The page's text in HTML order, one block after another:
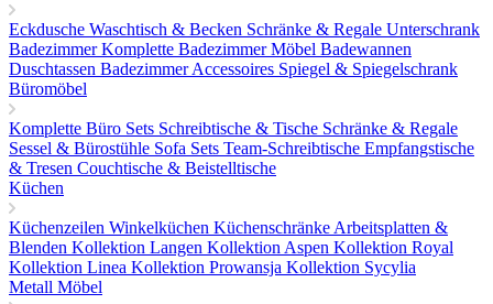
Eckdusche Waschtisch & Becken Schränke & Regale Unterschrank
BadezimmerKomplette Badezimmer Möbel Badewannen
Duschtassen Badezimmer Accessoires Spiegel & Spiegelschrank
Büromöbel
Komplette Büro Sets Schreibtische & Tische Schränke & Regale
Sessel & Bürostühle Sofa Sets Team-Schreibtische Empfangstische
& Tresen Couchtische & Beistelltische
Küchen
Küchenzeilen Winkelküchen Küchenschränke Arbeitsplatten &
Blenden Kollektion Langen Kollektion Aspen Kollektion Royal
Kollektion Linea Kollektion Prowansja Kollektion Sycylia
Metall Möbel